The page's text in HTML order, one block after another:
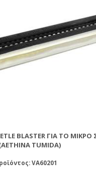
BLASTER ΓΙΑ ΤΟ
TUMIDA)
VA60201